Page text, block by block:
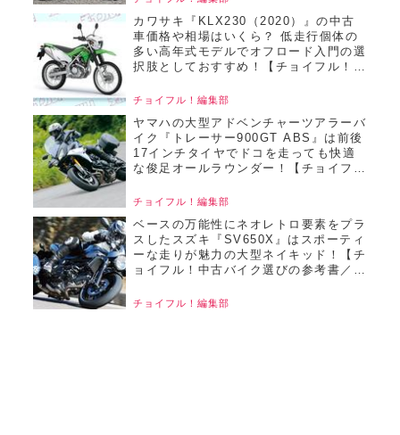
カワサキ『KLX230（2020）』の中古
車価格や相場はいくら？ 低走行個体の
多い高年式モデルでオフロード入門の選
択肢としておすすめ！【チョイフル！お
年10月版】
チョイフル！編集部
ヤマハの大型アドベンチャーツアラーバ
イク『トレーサー900GT ABS』は前後
17インチタイヤでドコを走っても快適
な俊足オールラウンダー！【チョイフ
YAMAHA TRACER900GT
チョイフル！編集部
ベースの万能性にネオレトロ要素をプラ
スしたスズキ『SV650X』はスポーティ
ーな走りが魅力の大型ネイキッド！【チ
ョイフル！中古バイク選びの参考書／
チョイフル！編集部